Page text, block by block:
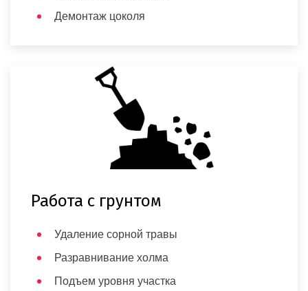
Демонтаж цоколя
Работа с грунтом
Удаление сорной травы
Разравнивание холма
Подъем уровня участка